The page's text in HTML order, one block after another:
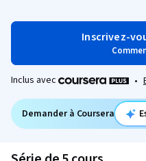
Inscrivez-
Inclus avec •
Demander à Coursera